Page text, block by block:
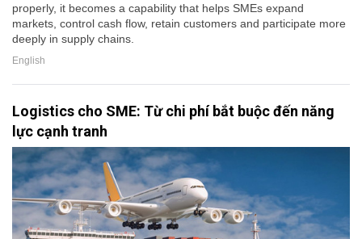
properly, it becomes a capability that helps SMEs expand
markets, control cash flow, retain customers and participate more
deeply in supply chains.
English
Logistics cho SME: Từ chi phí bắt buộc đến năng
lực cạnh tranh